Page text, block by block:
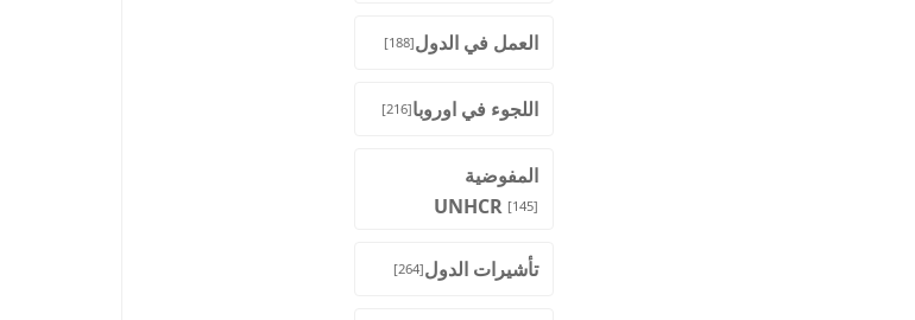
العمل في الدول[188]
اللجوء في اوروبا[216]
المفوضية
UNHCR [145]
تأشيرات الدول[264]